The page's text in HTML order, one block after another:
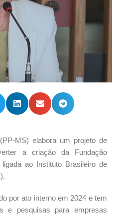
MS) elabora um projeto de
a criação da Fundação
ligada ao Instituto Brasileiro de
por ato interno em 2024 e tem
e pesquisas para empresas